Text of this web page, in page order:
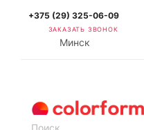
+375 (29) 325-06-09
ЗАКАЗАТЬ ЗВОНОК
Минск